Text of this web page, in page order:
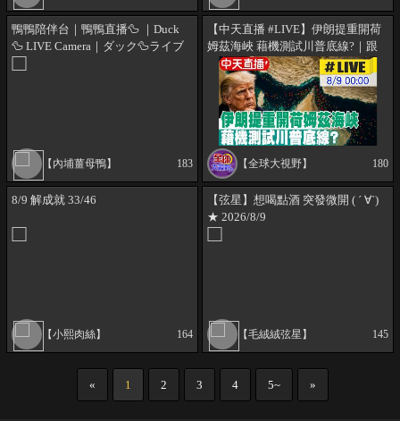
鴨鴨陪伴台｜鴨鴨直播🦆 ｜Duck
🦆 LIVE Camera｜ダック🦆ライブ
【內埔薑母鴨】 183
【中天直播 #LIVE】伊朗提重開荷
姆茲海峽 藉機測試川普底線?｜跟
美國毫無關係! 伊朗.阿曼最新協議
曝光｜專家解析 20260809 @全球
大視野Global_Vision
【全球大視野】 180
8/9 解成就 33/46
【小熙肉絲】 164
【弦星】想喝點酒 突發微開 ( ´ ∀`)
★ 2026/8/9
【毛絨絨弦星】 145
« 1 2 3 4 5~ »